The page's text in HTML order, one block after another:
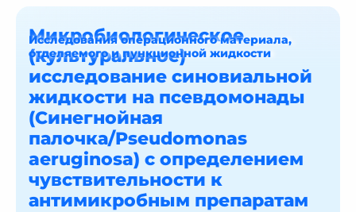
Микробиологическое
(культуральное)
исследование синовиальной
жидкости на псевдомонады
(Синегнойная
палочка/Pseudomonas
aeruginosa) с определением
чувствительности к
антимикробным препаратам
Исследования операционного материала,
отделяемого и пункционной жидкости